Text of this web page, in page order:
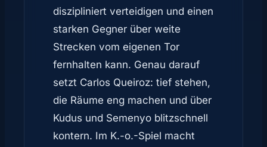
diszipliniert verteidigen und einen
starken Gegner über weite
Strecken vom eigenen Tor
fernhalten kann. Genau darauf
setzt Carlos Queiroz: tief stehen,
die Räume eng machen und über
Kudus und Semenyo blitzschnell
kontern. Im K.-o.-Spiel macht